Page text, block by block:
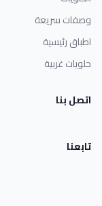
وصفات سريعة
اطباق رئيسية
حلويات غربية
اتصل بنا
تابعنا